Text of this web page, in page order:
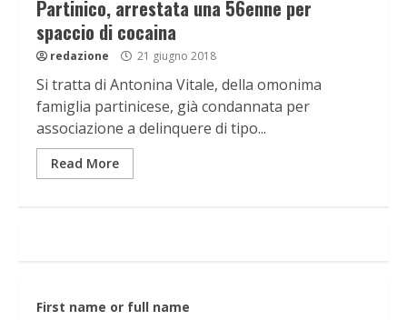
Partinico, arrestata una 56enne per
spaccio di cocaina
redazione 21 giugno 2018
Si tratta di Antonina Vitale, della omonima
famiglia partinicese, già condannata per
associazione a delinquere di tipo...
Read More
First name or full name